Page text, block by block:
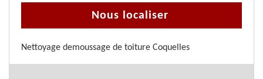
Nous localiser
Nettoyage demoussage de toiture Coquelles